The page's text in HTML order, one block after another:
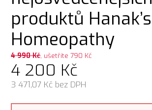
produktů Hanak’s
Homeopathy
4 990Kč, ušetříte 790 Kč
4 200 Kč
3 471,07 Kč bez DPH